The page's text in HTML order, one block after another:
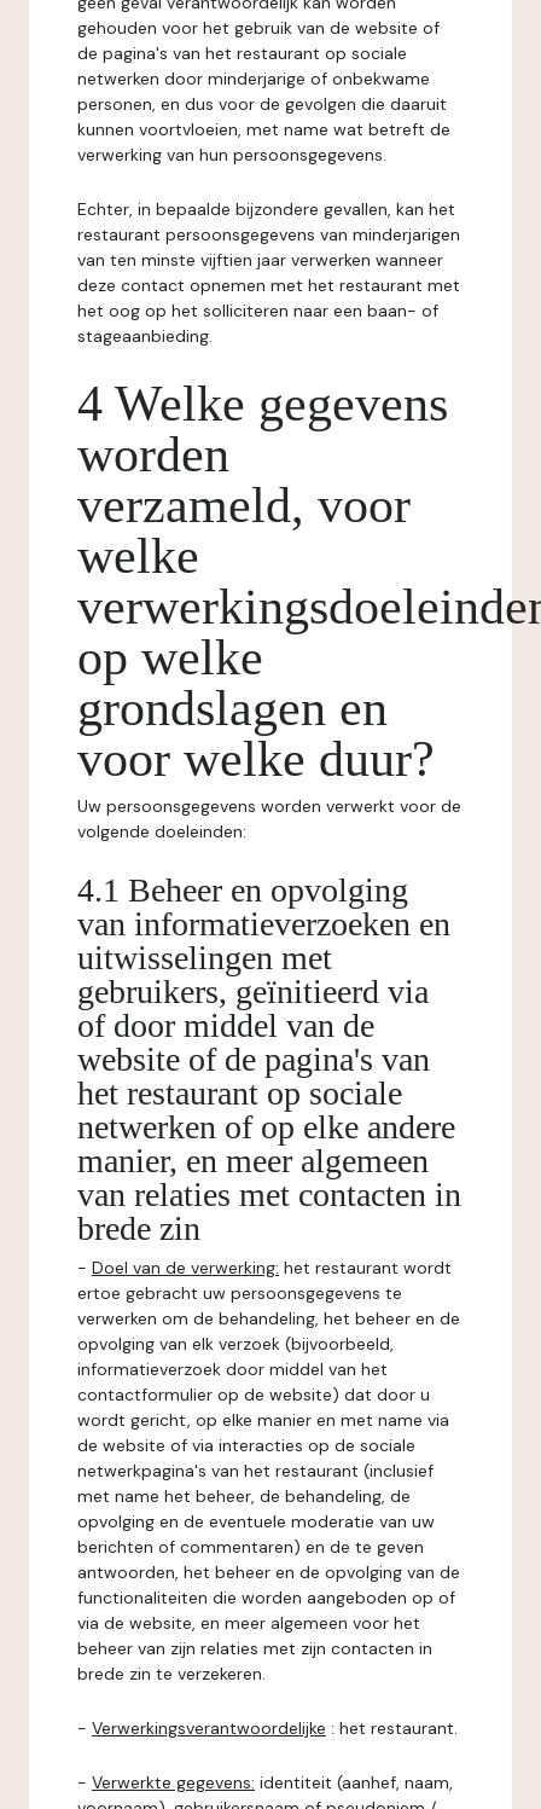
gehouden voor het gebruik van de website of
de pagina's van het restaurant op sociale
netwerken door minderjarige of onbekwame
personen, en dus voor de gevolgen die daaruit
kunnen voortvloeien, met name wat betreft de
verwerking van hun persoonsgegevens.
Echter, in bepaalde bijzondere gevallen, kan het
restaurant persoonsgegevens van minderjarigen
van ten minste vijftien jaar verwerken wanneer
deze contact opnemen met het restaurant met
het oog op het solliciteren naar een baan- of
stageaanbieding.
4 Welke gegevens
worden
verzameld, voor
welke
op welke
grondslagen en
voor welke duur?
Uw persoonsgegevens worden verwerkt voor de
volgende doeleinden:
4.1 Beheer en opvolging
van informatieverzoeken en
uitwisselingen met
gebruikers, geïnitieerd via
of door middel van de
website of de pagina's van
het restaurant op sociale
netwerken of op elke andere
manier, en meer algemeen
van relaties met contacten in
brede zin
- Doel van de verwerking: het restaurant wordt
ertoe gebracht uw persoonsgegevens te
verwerken om de behandeling, het beheer en de
opvolging van elk verzoek (bijvoorbeeld,
informatieverzoek door middel van het
contactformulier op de website) dat door u
wordt gericht, op elke manier en met name via
de website of via interacties op de sociale
netwerkpagina's van het restaurant (inclusief
met name het beheer, de behandeling, de
opvolging en de eventuele moderatie van uw
berichten of commentaren) en de te geven
antwoorden, het beheer en de opvolging van de
functionaliteiten die worden aangeboden op of
via de website, en meer algemeen voor het
beheer van zijn relaties met zijn contacten in
brede zin te verzekeren.
- Verwerkingsverantwoordelijke : het restaurant.
- Verwerkte gegevens: identiteit (aanhef, naam,